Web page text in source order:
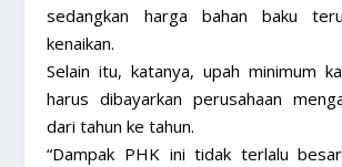
sedangkan harga bahan baku
kenaikan.
Selain itu, katanya, upah minimum
harus dibayarkan perusahaan
dari tahun ke tahun.
“Dampak PHK ini tidak terlalu